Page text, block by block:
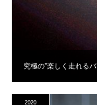
究極の”楽しく走れる
2020